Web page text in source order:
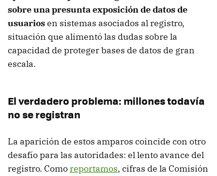
sobre una presunta exposición de datos de
usuariosen sistemas asociados al registro,
situación que alimentó las dudas sobre la
capacidad de proteger bases de datos de gran
escala.
El verdadero problema: millones todavía
no se registran
La aparición de estos amparos coincide con otro
desafío para las autoridades: el lento avance del
registro. Comoreportamos, cifras de la Comisión